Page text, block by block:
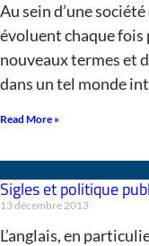
Au sein d’une
évoluent chaque
nouveaux termes et
dans un tel monde
Read More »
Sigles et politique
13 décembre 2013
L’anglais, en